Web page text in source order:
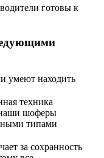
готовы к
умеют находить
техника
наши шоферы
типами
за сохранность